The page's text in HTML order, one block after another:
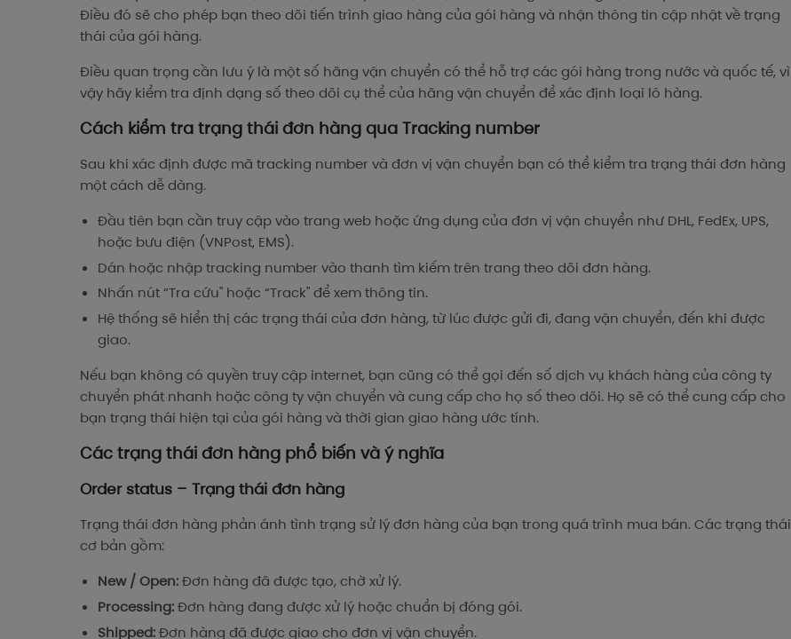
Điều đó sẽ cho phép bạn theo dõi tiến trình giao hàng của gói hàng và nhận thông tin cập nhật về trạng
thái của gói hàng.
Điều quan trọng cần lưu ý là một số hãng vận chuyển có thể hỗ trợ các gói hàng trong nước và quốc tế, vì
vậy hãy kiểm tra định dạng số theo dõi cụ thể của hãng vận chuyển để xác định loại lô hàng.
Cách kiểm tra trạng thái đơn hàng qua Tracking number
Sau khi xác định được mã tracking number và đơn vị vận chuyển bạn có thể kiểm tra trạng thái đơn hàng
một cách dễ dàng.
Đầu tiên bạn cần truy cập vào trang web hoặc ứng dụng của đơn vị vận chuyển như DHL, FedEx, UPS,
hoặc bưu điện (VNPost, EMS).
Dán hoặc nhập tracking number vào thanh tìm kiếm trên trang theo dõi đơn hàng.
Nhấn nút “Tra cứu" hoặc “Track" để xem thông tin.
Hệ thống sẽ hiển thị các trạng thái của đơn hàng, từ lúc được gửi đi, đang vận chuyển, đến khi được
giao.
Nếu bạn không có quyền truy cập internet, bạn cũng có thể gọi đến số dịch vụ khách hàng của công ty
chuyển phát nhanh hoặc công ty vận chuyển và cung cấp cho họ số theo dõi. Họ sẽ có thể cung cấp cho
bạn trạng thái hiện tại của gói hàng và thời gian giao hàng ước tính.
Các trạng thái đơn hàng phổ biến và ý nghĩa
Order status – Trạng thái đơn hàng
Trạng thái đơn hàng phản ánh tình trạng sử lý đơn hàng của bạn trong quá trình mua bán. Các trạng thái
cơ bản gồm:
New / Open:Đơn hàng đã được tạo, chờ xử lý.
Processing:Đơn hàng đang được xử lý hoặc chuẩn bị đóng gói.
Shipped:Đơn hàng đã được giao cho đơn vị vận chuyển.